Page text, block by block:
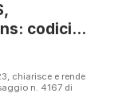
codici
chiarisce e rende
n. 4167 di